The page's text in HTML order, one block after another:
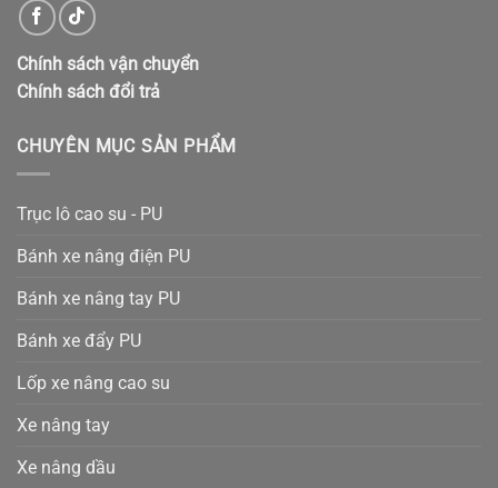
Chính sách vận chuyển
Chính sách đổi trả
CHUYÊN MỤC SẢN PHẨM
Trục lô cao su - PU
Bánh xe nâng điện PU
Bánh xe nâng tay PU
Bánh xe đẩy PU
Lốp xe nâng cao su
Xe nâng tay
Xe nâng dầu